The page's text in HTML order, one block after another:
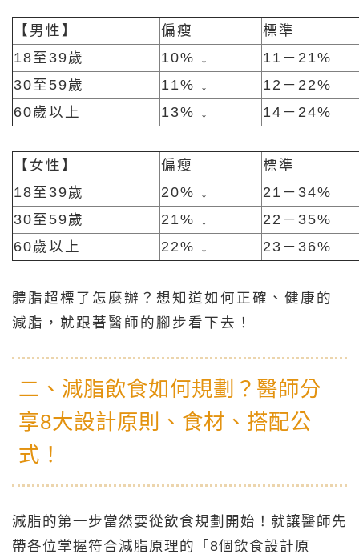
【男性】 偏瘦
標準
18至39歲
10% ↓
11－21%
30至59歲
11% ↓
12－22%
60歲以上
13% ↓ 14－24%
【女性】 偏瘦
標準
18至39歲
20% ↓
21－34%
30至59歲
21% ↓
22－35%
60歲以上
22% ↓ 23－36%
體脂超標了怎麼辦？想知道如何正確、健康的
減脂，就跟著醫師的腳步看下去！
二、減脂飲食如何規劃？醫師分
享8大設計原則、食材、搭配公
式！
減脂的第一步當然要從飲食規劃開始！就讓醫師先
帶各位掌握符合減脂原理的「8個飲食設計原